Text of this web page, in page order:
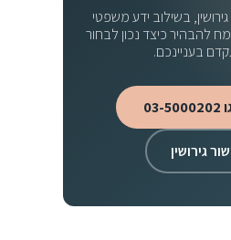
גירושין, בשילוב ידע משפטי
להבהיר כיצד נכון לבחור
בעניינכם.
גירושין